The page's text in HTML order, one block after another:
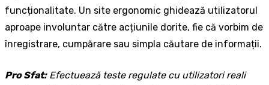
funcționalitate. Un site ergonomic ghidează utilizatorul
aproape involuntar către acțiunile dorite, fie că vorbim de
înregistrare, cumpărare sau simpla căutare de informații.
Pro Sfat: Efectuează teste regulate cu utilizatori reali